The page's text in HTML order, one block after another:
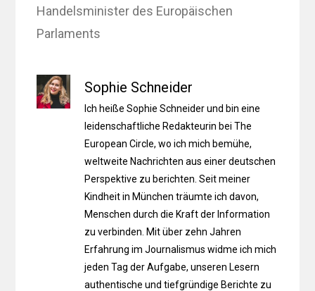
Handelsminister des Europäischen
Parlaments
Sophie Schneider
Ich heiße Sophie Schneider und bin eine
leidenschaftliche Redakteurin bei The
European Circle, wo ich mich bemühe,
weltweite Nachrichten aus einer deutschen
Perspektive zu berichten. Seit meiner
Kindheit in München träumte ich davon,
Menschen durch die Kraft der Information
zu verbinden. Mit über zehn Jahren
Erfahrung im Journalismus widme ich mich
jeden Tag der Aufgabe, unseren Lesern
authentische und tiefgründige Berichte zu